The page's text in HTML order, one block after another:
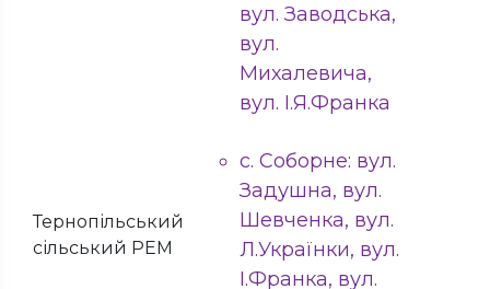
Тернопільський
сільський РЕМ
вул. Заводська,
вул.
Михалевича,
вул. І.Я.Франка
с. Соборне: вул.
Задушна, вул.
Шевченка, вул.
Л.Українки, вул.
І.Франка, вул.